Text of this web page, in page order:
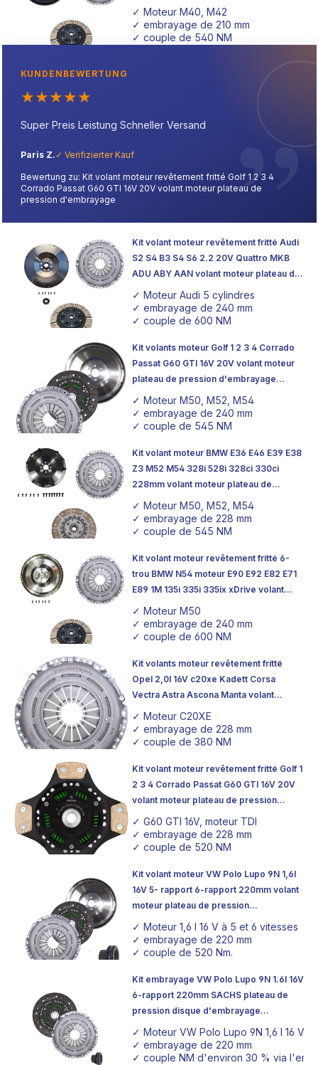
moteur plateau de pression
d'embrayage
✓ Moteur M40, M42
✓ embrayage de 210 mm
✓ couple de 540 NM
KUNDENBEWERTUNG
★★★★★
Super Preis Leistung Schneller Versand
Paris Z. ✓ Verifizierter Kauf
Bewertung zu: Kit volant moteur revêtement fritté Golf 1 2 3 4
Corrado Passat G60 GTI 16V 20V volant moteur plateau de
pression d'embrayage
Kit volant moteur revêtement fritté Audi
S2 S4 B3 S4 S6 2.2 20V Quattro MKB
ADU ABY AAN volant moteur plateau de
pression d'embrayage
✓ Moteur Audi 5 cylindres
✓ embrayage de 240 mm
✓ couple de 600 NM
Kit volants moteur Golf 1 2 3 4 Corrado
Passat G60 GTI 16V 20V volant moteur
plateau de pression d'embrayage
organique
✓ Moteur M50, M52, M54
✓ embrayage de 240 mm
✓ couple de 545 NM
Kit volant moteur BMW E36 E46 E39 E38
Z3 M52 M54 328i 528i 328ci 330ci
228mm volant moteur plateau de
pression d'embrayage
✓ Moteur M50, M52, M54
✓ embrayage de 228 mm
✓ couple de 545 NM
Kit volant moteur revêtement fritté 6-
trou BMW N54 moteur E90 E92 E82 E71
E89 1M 135i 335i 335ix xDrive volant
moteur plateau de pression
d'embrayage
✓ Moteur M50
✓ embrayage de 240 mm
✓ couple de 600 NM
Kit volants moteur revêtement fritté
Opel 2,0l 16V c20xe Kadett Corsa
Vectra Astra Ascona Manta volant
moteur plateau de pression
d'embrayage
✓ Moteur C20XE
✓ embrayage de 228 mm
✓ couple de 380 NM
Kit volant moteur revêtement fritté Golf 1
2 3 4 Corrado Passat G60 GTI 16V 20V
volant moteur plateau de pression
d'embrayage
✓ G60 GTI 16V, moteur TDI
✓ embrayage de 228 mm
✓ couple de 520 NM
Kit volant moteur VW Polo Lupo 9N 1,6l
16V 5- rapport 6-rapport 220mm volant
moteur plateau de pression
d'embrayage organique
✓ Moteur 1,6 l 16 V à 5 et 6 vitesses
✓ embrayage de 220 mm
✓ couple de 520 Nm.
Kit embrayage VW Polo Lupo 9N 1.6l 16V
6-rapport 220mm SACHS plateau de
pression disque d'embrayage
amortisseur de torsion organique
✓ Moteur VW Polo Lupo 9N 1,6 l 16 V
✓ embrayage de 220 mm
✓ couple NM d'environ 30 % via